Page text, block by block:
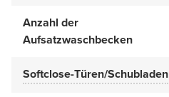
Anzahl der
Aufsatzwaschbecken
Softclose-Türen/Schubladen